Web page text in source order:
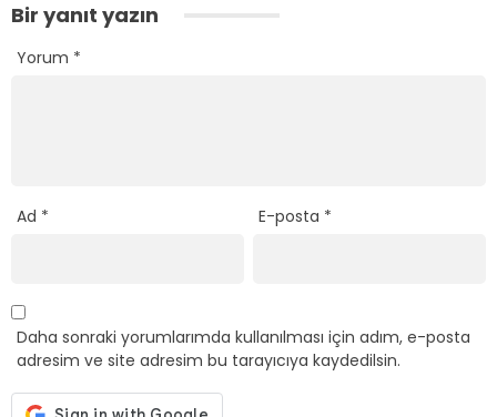
Bir yanıt yazın
Yorum *
Ad * E-posta *
Daha sonraki yorumlarımda kullanılması için adım, e-posta
adresim ve site adresim bu tarayıcıya kaydedilsin.